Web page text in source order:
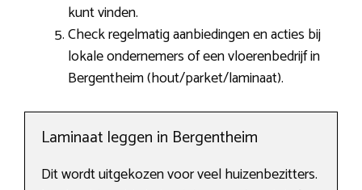
kunt vinden.
Check regelmatig aanbiedingen en acties bij
lokale ondernemers of een vloerenbedrijf in
Bergentheim (hout/parket/laminaat).
Laminaat leggen in Bergentheim
Dit wordt uitgekozen voor veel huizenbezitters.